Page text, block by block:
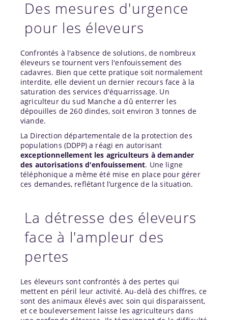
Des mesures d'urgence
pour les éleveurs
Confrontés à l'absence de solutions, de nombreux
éleveurs se tournent vers l'enfouissement des
cadavres. Bien que cette pratique soit normalement
interdite, elle devient un dernier recours face à la
saturation des services d'équarrissage. Un
agriculteur du sud Manche a dû enterrer les
dépouilles de 260 dindes, soit environ 3 tonnes de
viande.
La Direction départementale de la protection des
populations (DDPP) a réagi en autorisant
exceptionnellement les agriculteurs à demander
des autorisations d'enfouissement. Une ligne
téléphonique a même été mise en place pour gérer
ces demandes, reflétant l’urgence de la situation.
La détresse des éleveurs
face à l'ampleur des
pertes
Les éleveurs sont confrontés à des pertes qui
mettent en péril leur activité. Au-delà des chiffres, ce
sont des animaux élevés avec soin qui disparaissent,
et ce bouleversement laisse les agriculteurs dans